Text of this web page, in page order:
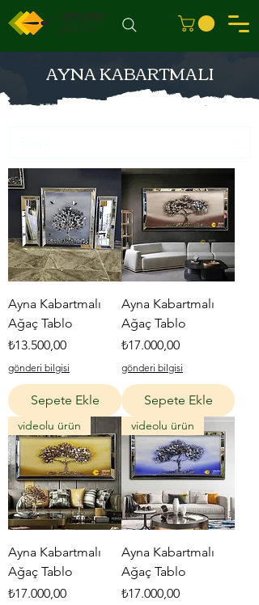
AYNA KABARTMALI
Ayna Kabartmalı
Ağaç Tablo
Fiyat
₺13.500,00
gönderi bilgisi
Sepete Ekle
Ayna Kabartmalı
Ağaç Tablo
Fiyat
₺17.000,00
gönderi bilgisi
Sepete Ekle
videolu ürün
Ayna Kabartmalı
Ağaç Tablo
Fiyat
₺17.000,00
videolu ürün
Ayna Kabartmalı
Ağaç Tablo
Fiyat
₺17.000,00